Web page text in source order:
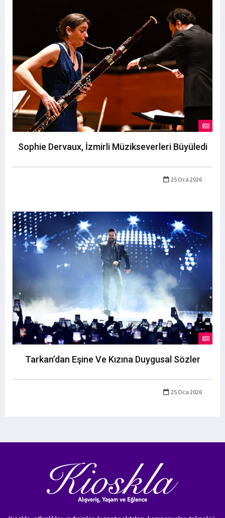
Sophie Dervaux, İzmirli Müzikseverleri Büyüledi
25 Oca 2026
Tarkan’dan Eşine Ve Kızına Duygusal Sözler
25 Oca 2026